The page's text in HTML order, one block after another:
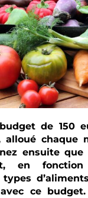
de 150
alloué chaque
ensuite que
en
ce